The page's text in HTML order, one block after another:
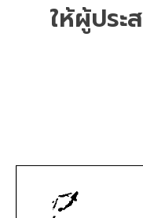
ให้ผู้ประ